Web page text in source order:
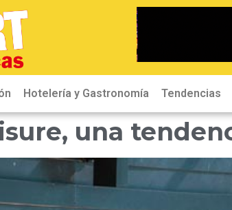
Hotelería y Gastronomía Tendencias
una